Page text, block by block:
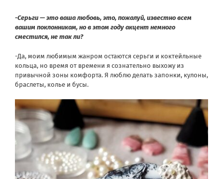
-Серьги — это ваша любовь, это, пожалуй, известно всем
вашим поклонникам, но в этом году акцент немного
сместился, не так ли?
-Да, моим любимым жанром остаются серьги и коктейльные
кольца, но время от времени я сознательно выхожу из
привычной зоны комфорта. Я люблю делать запонки, кулоны,
браслеты, колье и бусы.